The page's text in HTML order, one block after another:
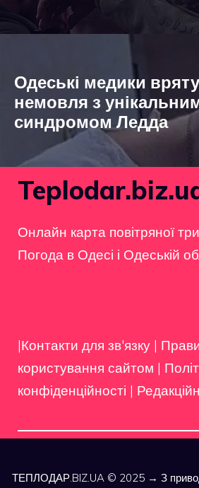
Одеські медики
немовля з
синдромом Ледда
Онлайн карта повітряної
Погода в Одесі і Одеській
|Контакти для зв'язку |
користування сайтом |
конфіденційності |
ТЕПЛОДАР.BIZ.UA © 2025 → З